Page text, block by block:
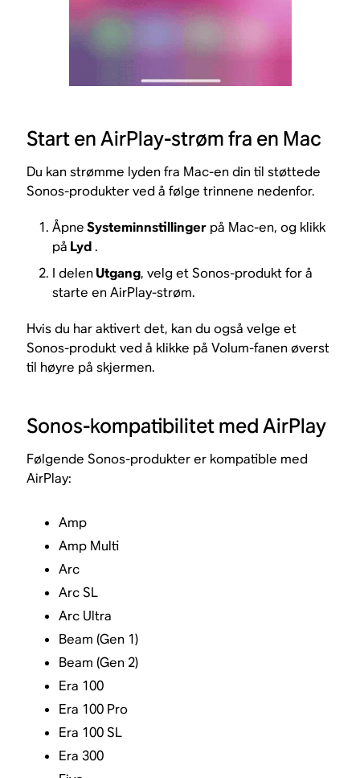
Start en AirPlay-strøm fra en Mac
Du kan strømme lyden fra Mac-en din til støttede
Sonos-produkter ved å følge trinnene nedenfor.
ÅpneSysteminnstillinger på Mac-en, og klikk
på Lyd.
I delenUtgang, velg et Sonos-produkt for å
starte en AirPlay-strøm.
Hvis du har aktivert det, kan du også velge et
Sonos-produkt ved å klikke på Volum-fanen øverst
til høyre på skjermen.
Sonos-kompatibilitet med AirPlay
Følgende Sonos-produkter er kompatible med
AirPlay:
Amp
Amp Multi
Arc
Arc SL
Arc Ultra
Beam (Gen 1)
Beam (Gen 2)
Era 100
Era 100 Pro
Era 100 SL
Era 300